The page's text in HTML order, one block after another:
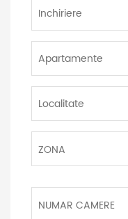
Tranzactie:
Proprietate:
ZONA
camere:
NUMAR CAMERE